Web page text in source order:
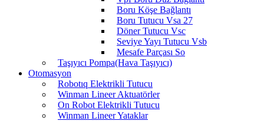
Boru Köşe Bağlantı
Boru Tutucu Vsa 27
Döner Tutucu Vsc
Seviye Yayı Tutucu Vsb
Mesafe Parçası So
Taşıyıcı Pompa(Hava Taşıyıcı)
Otomasyon
Robotıq Elektrikli Tutucu
Winman Lineer Aktuatörler
On Robot Elektrikli Tutucu
Winman Lineer Yataklar